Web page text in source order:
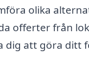
olika
offerter från
dig att göra ditt